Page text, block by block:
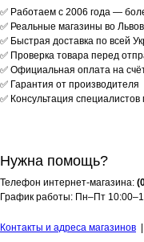
✅ Работаем с 2006 года —
✅ Реальные магазины во
✅ Быстрая доставка по всей
✅ Проверка товара перед
✅ Официальная оплата на
✅ Гарантия от производителя
✅ Консультация специалистов
Нужна помощь?
Телефон интернет-магазина:
График работы: Пн–Пт
Контакты и адреса магазинов